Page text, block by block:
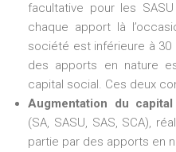
facultative pour les
chaque apport là
société est inférieure à 30
des apports en nature
capital social. Ces deux
Augmentation du
(SA, SASU, SAS, SCA),
partie par des apports en